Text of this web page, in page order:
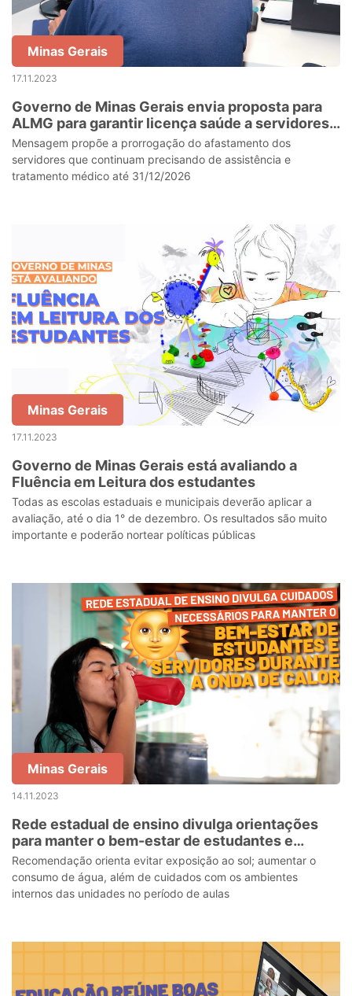
Minas Gerais
17.11.2023
Governo de Minas Gerais envia proposta para
ALMG para garantir licença saúde a servidores
da Lei 100
Mensagem propõe a prorrogação do afastamento dos
servidores que continuam precisando de assistência e
tratamento médico até 31/12/2026
Minas Gerais
17.11.2023
Governo de Minas Gerais está avaliando a
Fluência em Leitura dos estudantes
Todas as escolas estaduais e municipais deverão aplicar a
avaliação, até o dia 1° de dezembro. Os resultados são muito
importante e poderão nortear políticas públicas
Minas Gerais
14.11.2023
Rede estadual de ensino divulga orientações
para manter o bem-estar de estudantes e
servidores durante a onda de calor
Recomendação orienta evitar exposição ao sol; aumentar o
consumo de água, além de cuidados com os ambientes
internos das unidades no período de aulas